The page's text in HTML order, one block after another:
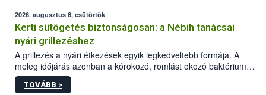
érésű szőlőkben is legyen lehetőség a károsító elleni további
védekezésre. Az Oroganic készítmény kis kiszerelésben kiskerti
felhasználók számára is elérhető és ökológiai termesztésben is
engedélyezett.
2026. augusztus 6, csütörtök
Kerti sütögetés biztonságosan: a Nébih tanácsai
nyári grillezéshez
A grillezés a nyári étkezések egyik legkedveltebb formája. A
meleg időjárás azonban a kórokozó, romlást okozó baktériumok
gyorsabb szaporodásának is kedvez. A szabadtéri sütögetés
ezért nem csupán a megfelelő sütési technikáról szól: legalább
TOVÁBB >